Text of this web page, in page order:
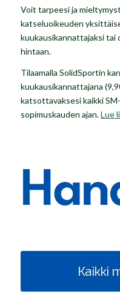
Voit tarpeesi ja
katseluoikeuden
kuukausikannattajaksi tai
hintaan.
Tilaamalla SolidSportin
kuukausikannattajana
katsottavaksesi kaikki
sopimuskauden ajan.Lue
Kaikki